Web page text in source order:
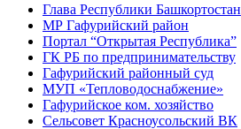
Глава Республики Башкортостан
МР Гафурийский район
Портал “Открытая Республика”
ГК РБ по предпринимательству
Гафурийский районный суд
МУП «Тепловодоснабжение»
Гафурийское ком. хозяйство
Сельсовет Красноусольский ВК